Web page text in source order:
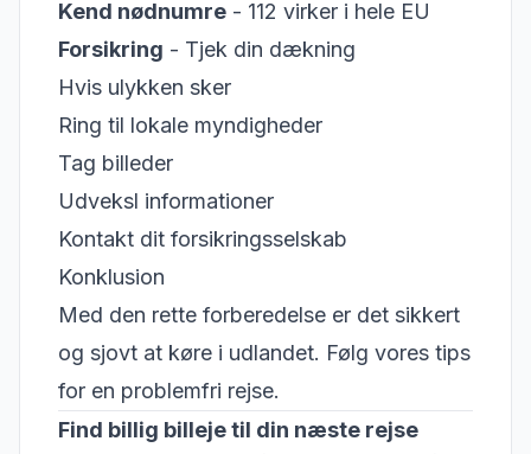
Kend nødnumre - 112 virker i hele EU
Forsikring - Tjek din dækning
Hvis ulykken sker
Ring til lokale myndigheder
Tag billeder
Udveksl informationer
Kontakt dit forsikringsselskab
Konklusion
Med den rette forberedelse er det sikkert
og sjovt at køre i udlandet. Følg vores tips
for en problemfri rejse.
Find billig billeje til din næste rejse